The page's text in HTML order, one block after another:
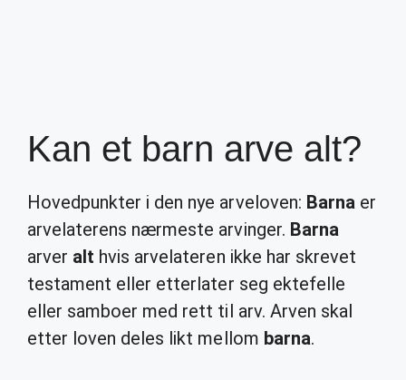
Kan et barn arve alt?
Hovedpunkter i den nye arveloven: Barnaer
arvelaterens nærmeste arvinger. Barna
arver alt hvis arvelateren ikke har skrevet
testament eller etterlater seg ektefelle
eller samboer med rett til arv. Arven skal
etter loven deles likt mellom barna.